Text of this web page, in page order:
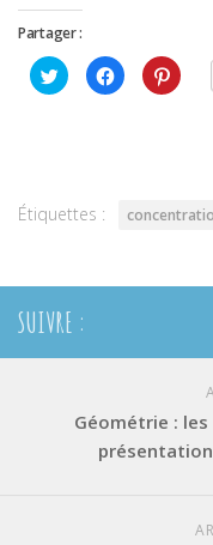
Partager :
Cliquez
pour
partager
Cliquez
pour
partager
pour
Étiquettes :
SUIVRE :
Géométrie :